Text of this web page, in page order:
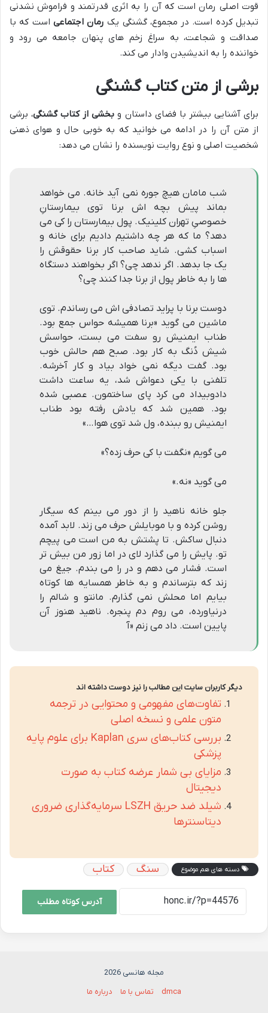
قوت اصلی رمان است که آن را به اثری قدرتمند و فراموش نشدنی
تبدیل کرده است. در مجموع، گشنگی یک رمان اجتماعی است که با
صداقت و شجاعت، به سراغ زخم های پنهان جامعه می رود و
خواننده را به اندیشیدن وادار می کند.
برشی از متن کتاب گشنگی
برای آشنایی بیشتر با فضای داستان و بخشی از کتاب گشنگی، برشی
از متن آن را در ادامه می خوانید که به خوبی حال و هوای ذهنی
شخصیت اصلی و نوع روایت نویسنده را نشان می دهد:
شب مامان هیچ جوره نمی آید خانه. می خواهد
بماند پیش بچه اش برنا توی بیمارستانِ
خصوصیِ تهران کلینیک. پول بیمارستان را کی می
دهد؟ ما که هر چه داشتیم دادیم برای خانه و
اسباب کشی. شاید صاحب کار برنا حقوقش را
یک جا بدهد. اگر ندهد چی؟ اگر بخواهند دستگاه
ها را به خاطر پول از برنا جدا کنند چی؟
دوست برنا با پراید تصادفی اش می رساندم. توی
ماشین می گوید «برنا همیشه حواس جمع بود.
طناب ایمنیش رو سفت می بست، حواسش
شیش دُنگ به کار بود. صبح هم حالش خوب
بود. گفت دیگه نمی خواد بیاد و کار آخرشه.
تلفنی با یکی دعواش شد، یه ساعت داشت
دادوبیداد می کرد پای ساختمون. عصبی شده
بود. همین شد که یادش رفته بود طناب
ایمنیش رو ببنده، ول شد توی هوا…»
می گویم «نگفت با کی حرف زده؟»
می گوید «نه.»
جلو خانه ناهید را از دور می بینم که سیگار
روشن کرده و با موبایلش حرف می زند. لابد آمده
دنبال ساکش. تا پشتش به من است می پیچم
تو. پایش را می گذارد لای در اما زور من بیش تر
است. فشار می دهم و در را می بندم. جیغ می
زند که بترساندم و به خاطر همسایه ها کوتاه
بیایم اما محلش نمی گذارم. مانتو و شالم را
درنیاورده، می روم دم پنجره. ناهید هنوز آن
پایین است. داد می زنم «آ
دیگر کاربران سایت این مطالب را نیز دوست داشته اند
تفاوت‌های مفهومی و محتوایی در ترجمه
متون علمی و نسخه اصلی
بررسی کتاب‌های سری Kaplan برای علوم پایه
پزشکی
مزایای بی شمار عرضه کتاب به صورت
دیجیتال
شیلد ضد حریق LSZH سرمایه‌گذاری ضروری
دیتاسنترها
دسته های هم موضوع سنگ کتاب
آدرس کوتاه مطلب
مجله هانسی 2026
dmca
تماس با ما درباره ما